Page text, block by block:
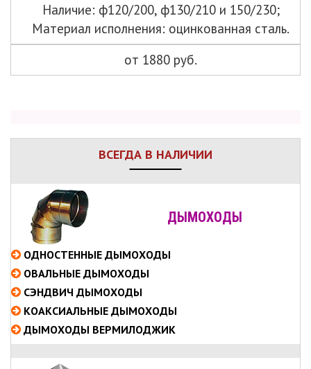
Наличие: ф120/200, ф130/210 и 150/230;
Материал исполнения: оцинкованная сталь.
от 1880 руб.
ВСЕГДА В НАЛИЧИИ
ДЫМОХОДЫ
ОДНОСТЕННЫЕ ДЫМОХОДЫ
ОВАЛЬНЫЕ ДЫМОХОДЫ
СЭНДВИЧ ДЫМОХОДЫ
КОАКСИАЛЬНЫЕ ДЫМОХОДЫ
ДЫМОХОДЫ ВЕРМИЛОДЖИК